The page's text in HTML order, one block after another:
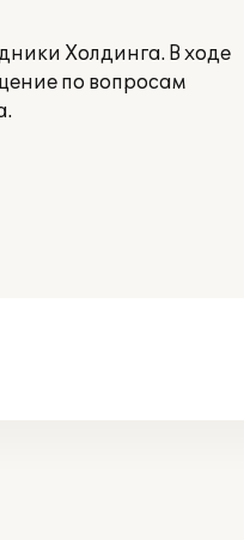
Холдинга. В ходе
по вопросам